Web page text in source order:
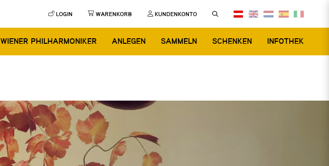
LOGIN WARENKORB KUNDENKONTO
WIENER PHILHARMONIKER ANLEGEN SAMMELN SCHENKEN INFOTHEK